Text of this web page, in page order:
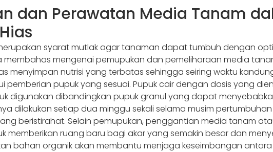
dan Perawatan Media Tanam
syarat mutlak agar tanaman dapat tumbuh dengan
mengenai pemupukan dan pemeliharaan media
menyimpan nutrisi yang terbatas sehingga seiring waktu
pemberian pupuk yang sesuai. Pupuk cair dengan dosis yang
digunakan dibandingkan pupuk granul yang dapat
dilakukan setiap dua minggu sekali selama musim
beristirahat. Selain pemupukan, penggantian media tanam
memberikan ruang baru bagi akar yang semakin besar dan
bahan organik akan membantu menjaga keseimbangan